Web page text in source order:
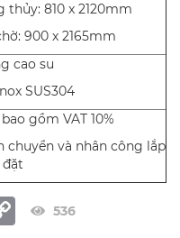
810 x 2120mm
900 x 2165mm
cao su
SUS304
gồm VAT 10%
chuyển và nhân công lắp
đặt
Copy
Link
536